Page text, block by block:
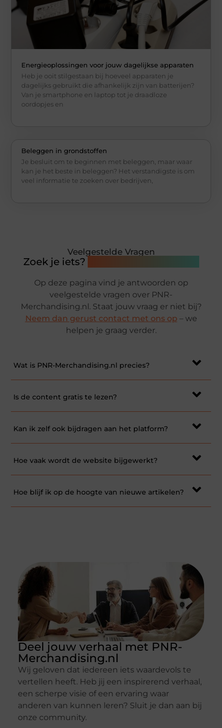
Energieoplossingen voor jouw dagelijkse apparaten
Heb je ooit stilgestaan bij hoeveel apparaten je
dagelijks gebruikt die afhankelijk zijn van batterijen?
Van je smartphone en laptop tot je draadloze
oordopjes en
Beleggen in grondstoffen
Je besluit om te beginnen met beleggen, maar waar
kan je het beste in beleggen? Het verstandigste is om
veel informatie te zoeken over bedrijven,
Veelgestelde Vragen
Zoek je iets?
Op deze pagina vind je antwoorden op
veelgestelde vragen over PNR-
Merchandising.nl. Staat jouw vraag er niet bij?
Neem dan gerust contact met ons op – we
helpen je graag verder.
Wat is PNR-Merchandising.nl precies?
Is de content gratis te lezen?
Kan ik zelf ook bijdragen aan het platform?
Hoe vaak wordt de website bijgewerkt?
Hoe blijf ik op de hoogte van nieuwe artikelen?
Deel jouw verhaal met PNR-
Merchandising.nl
Wij geloven dat iedereen iets waardevols te
vertellen heeft. Heb jij een inspirerend verhaal,
een scherpe visie of een ervaring waar
anderen van kunnen leren? Sluit je dan aan bij
onze community.